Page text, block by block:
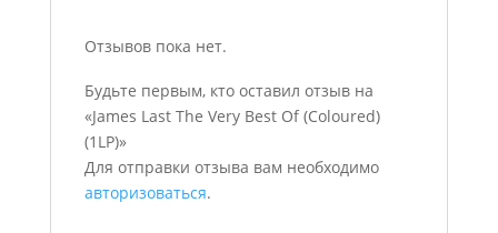
Отзывов пока нет.
Будьте первым, кто оставил отзыв на
«James Last The Very Best Of (Coloured)
(1LP)»
Для отправки отзыва вам необходимо
авторизоваться.